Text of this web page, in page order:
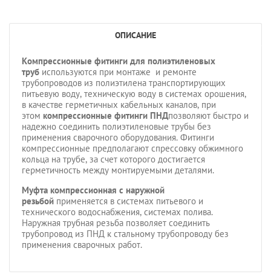
ОПИСАНИЕ
Компрессионные фитинги для полиэтиленовых
труб используются при монтаже и ремонте
трубопроводов из полиэтилена транспортирующих
питьевую воду, техническую воду в системах орошения,
в качестве герметичных кабельных каналов, при
этом компрессионные фитинги ПНДпозволяют быстро и
надежно соединить полиэтиленовые трубы без
применения сварочного оборудования. Фитинги
компрессионные предполагают спрессовку обжимного
кольца на трубе, за счет которого достигается
герметичность между монтируемыми деталями.
Муфта компрессионная с наружной
резьбой применяется в системах питьевого и
технического водоснабжения, системах полива.
Наружная трубная резьба позволяет соединить
трубопровод из ПНД к стальному трубопроводу без
применения сварочных работ.